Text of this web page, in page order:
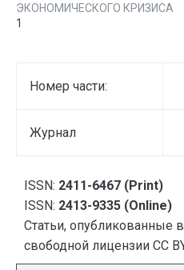
ЭКОНОМИЧЕСКОГО КРИЗИСА
1
Номер части:
Журнал
ISSN: 2411-6467 (Print)
ISSN: 2413-9335 (Online)
Статьи, опубликованные
свободной лицензии CC